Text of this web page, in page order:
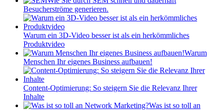
Besucherströme generieren.
Warum ein 3D-Video besser ist als ein herkömmliches
Produktvideo
Warum
Menschen Ihr eigenes Business aufbauen!
Content-Optimierung: So steigern Sie die Relevanz Ihrer
Inhalte
Was ist so toll an